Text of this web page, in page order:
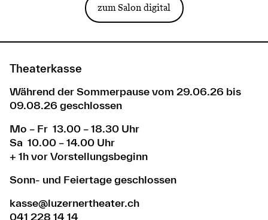
zum Salon digital
Theaterkasse
Während der Sommerpause vom 29.06.26 bis
09.08.26 geschlossen
Mo – Fr 13.00 – 18.30 Uhr
Sa 10.00 – 14.00 Uhr
+ 1h vor Vorstellungsbeginn
Sonn- und Feiertage geschlossen
kasse@luzernertheater.ch
041 228 14 14